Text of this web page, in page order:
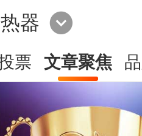
器
票 文章聚焦